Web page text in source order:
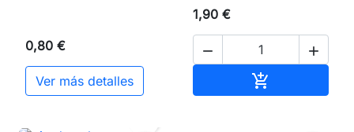
0,80 €
Ver más detalles
1,90 €
 
